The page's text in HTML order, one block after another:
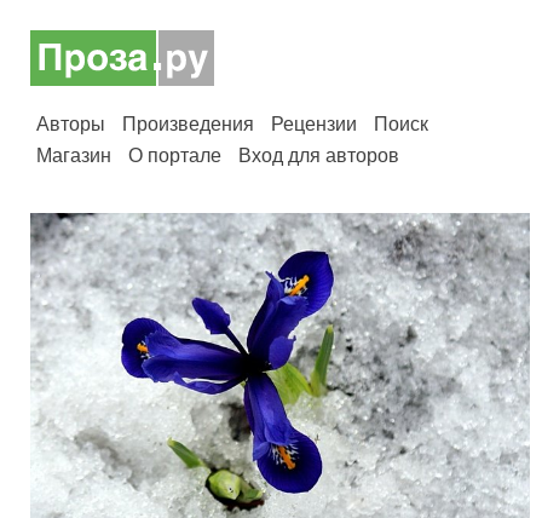
Авторы Произведения Рецензии
Поиск
Магазин
О портале Вход для авторов